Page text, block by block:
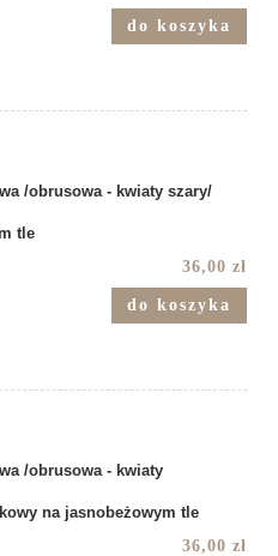
do koszyka
/obrusowa - kwiaty szary/
tle
36,00 zł
do koszyka
/obrusowa - kwiaty
na jasnobeżowym tle
36,00 zł